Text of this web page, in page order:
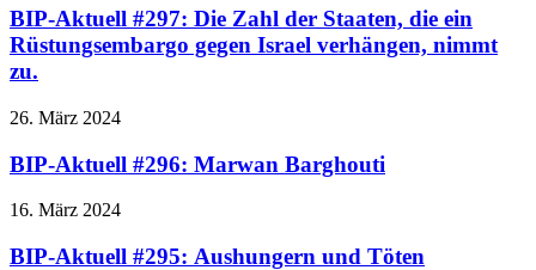
BIP-Aktuell #297: Die Zahl der Staaten, die ein
Rüstungsembargo gegen Israel verhängen, nimmt
zu.
26. März 2024
BIP-Aktuell #296: Marwan Barghouti
16. März 2024
BIP-Aktuell #295: Aushungern und Töten